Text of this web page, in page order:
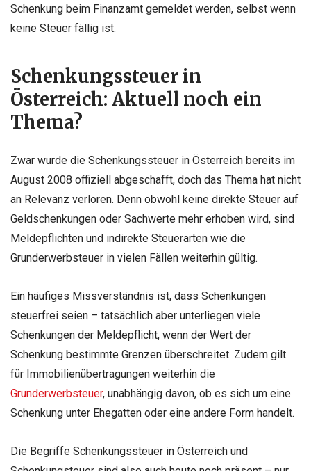
Schenkung beim Finanzamt gemeldet werden, selbst wenn
keine Steuer fällig ist.
Schenkungssteuer in
Österreich: Aktuell noch ein
Thema?
Zwar wurde die Schenkungssteuer in Österreich bereits im
August 2008 offiziell abgeschafft, doch das Thema hat nicht
an Relevanz verloren. Denn obwohl keine direkte Steuer auf
Geldschenkungen oder Sachwerte mehr erhoben wird, sind
Meldepflichten und indirekte Steuerarten wie die
Grunderwerbsteuer in vielen Fällen weiterhin gültig.
Ein häufiges Missverständnis ist, dass Schenkungen
steuerfrei seien – tatsächlich aber unterliegen viele
Schenkungen der Meldepflicht, wenn der Wert der
Schenkung bestimmte Grenzen überschreitet. Zudem gilt
für Immobilienübertragungen weiterhin die
Grunderwerbsteuer, unabhängig davon, ob es sich um eine
Schenkung unter Ehegatten oder eine andere Form handelt.
Die Begriffe Schenkungssteuer in Österreich und